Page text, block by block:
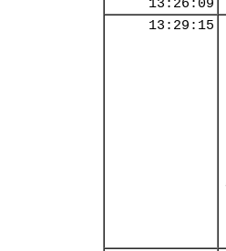
13:26:09
13:29:15